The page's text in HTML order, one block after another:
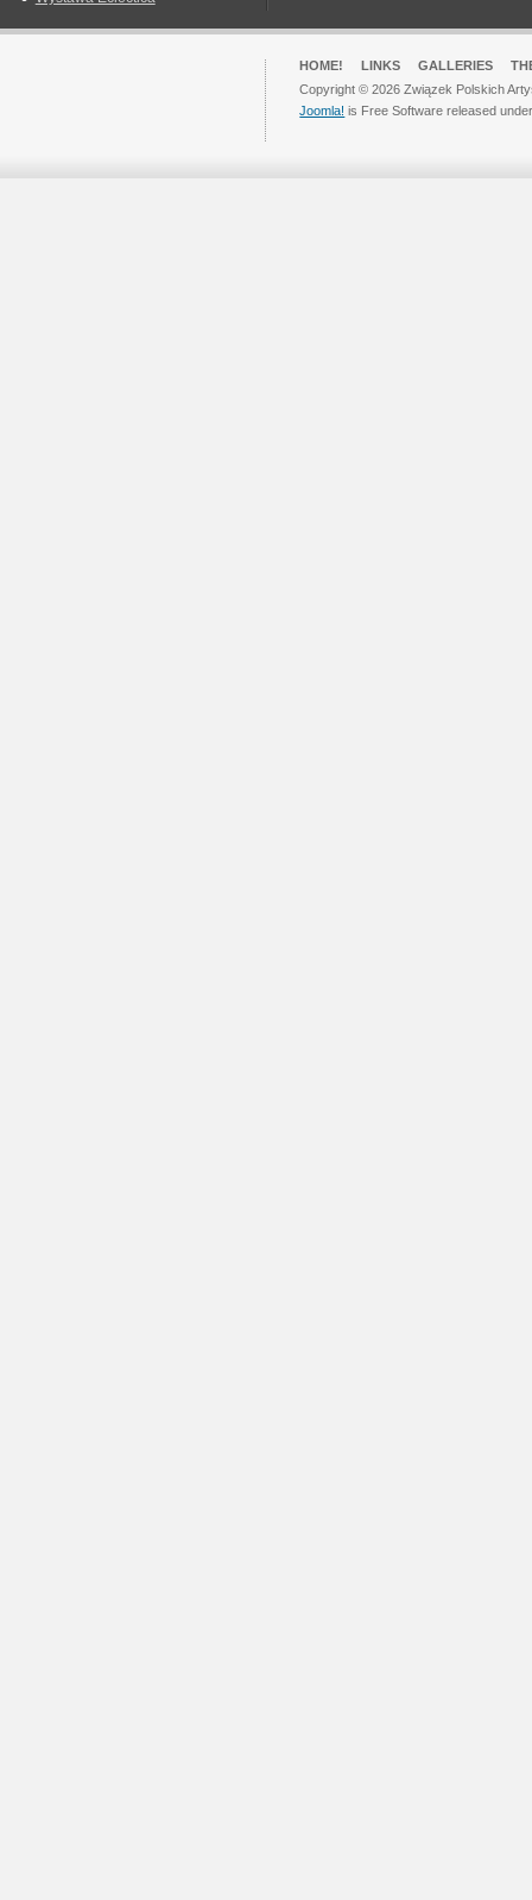
HOME! LINKS GALLERIES
Copyright © 2026 Związek Polskich
Joomla! is Free Software released